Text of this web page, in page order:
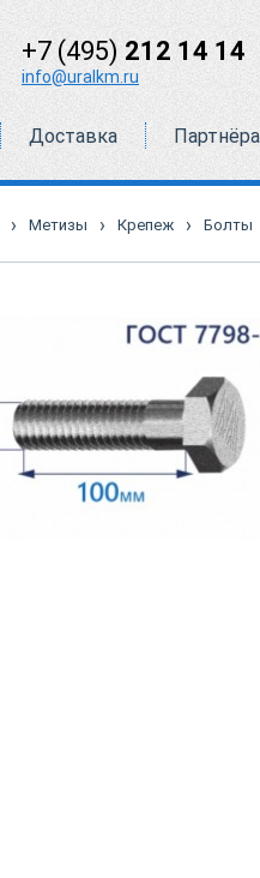
+7 (495) 212 14 14
info@uralkm.ru
Доставка
› Метизы › Крепеж › Болты